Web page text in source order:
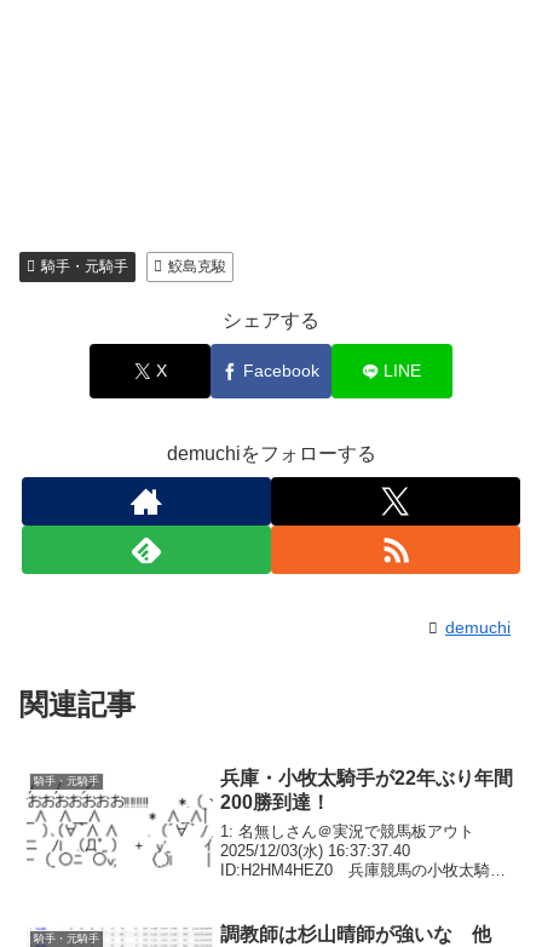
騎手・元騎手 鮫島克駿
シェアする
X Facebook LINE
demuchiをフォローする
demuchi
関連記事
騎手・元騎手
兵庫・小牧太騎手が22年ぶり年間
200勝到達！
1: 名無しさん＠実況で競馬板アウト
2025/12/03(水) 16:37:37.40
ID:H2HM4HEZ0 兵庫競馬の小牧太騎手
ロ（牝3、高馬）で勝利...
騎手・元騎手 調教師は杉山晴師が強いな 他